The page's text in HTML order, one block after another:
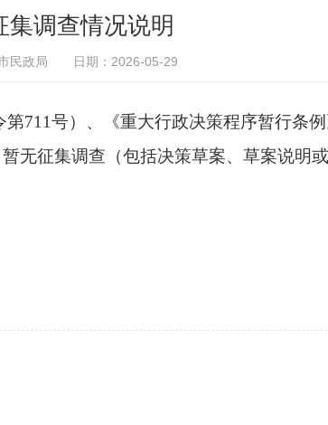
集调查情况说明
民政局 日期：2026-05-29
711号）、《重大行政决策程序暂行条例
暂无征集调查（包括决策草案、草案说明